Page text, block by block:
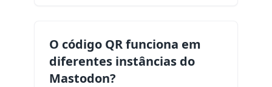
O código QR funciona em
diferentes instâncias do
Mastodon?